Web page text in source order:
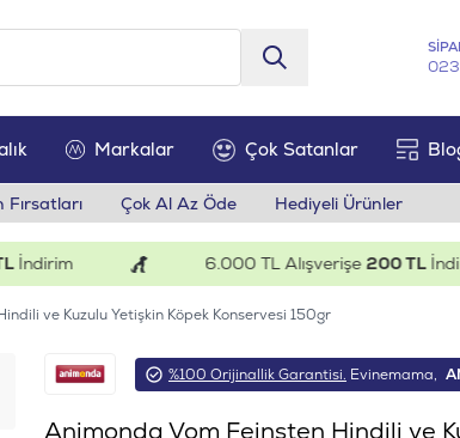
Markalar Çok Satanlar
Fırsatları Çok Al Az Öde Hediyeli Ürünler
6.000 TL Alışverişe200 TLİndirim
ve Kuzulu Yetişkin Köpek Konservesi 150gr
%100 Orijinallik Garantisi. Evinemama,
Animonda Vom Feinsten Hindili ve